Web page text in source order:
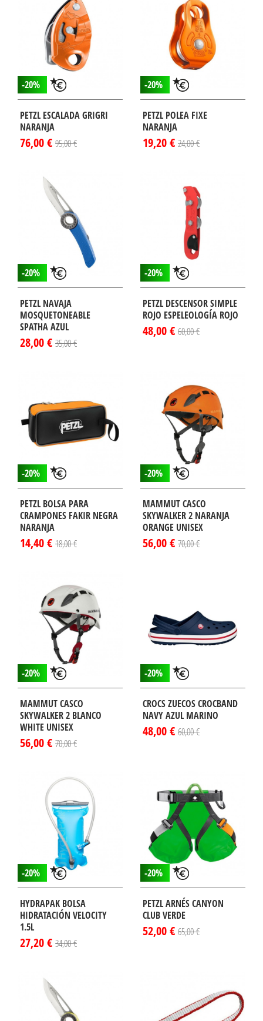
-20%
PETZL ESCALADA GRIGRI
NARANJA
76,00 € 95,00 €
-20%
PETZL POLEA FIXE
NARANJA
19,20 € 24,00 €
-20%
PETZL NAVAJA
MOSQUETONEABLE
SPATHA AZUL
28,00 € 35,00 €
-20%
PETZL DESCENSOR SIMPLE
ROJO ESPELEOLOGÍA ROJO
48,00 € 60,00 €
-20%
PETZL BOLSA PARA
CRAMPONES FAKIR NEGRA
NARANJA
14,40 € 18,00 €
-20%
MAMMUT CASCO
SKYWALKER 2 NARANJA
ORANGE UNISEX
56,00 € 70,00 €
-20%
MAMMUT CASCO
SKYWALKER 2 BLANCO
WHITE UNISEX
56,00 € 70,00 €
-20%
CROCS ZUECOS CROCBAND
NAVY AZUL MARINO
48,00 € 60,00 €
-20%
HYDRAPAK BOLSA
HIDRATACIÓN VELOCITY
1.5L
27,20 € 34,00 €
-20%
PETZL ARNÉS CANYON
CLUB VERDE
52,00 € 65,00 €